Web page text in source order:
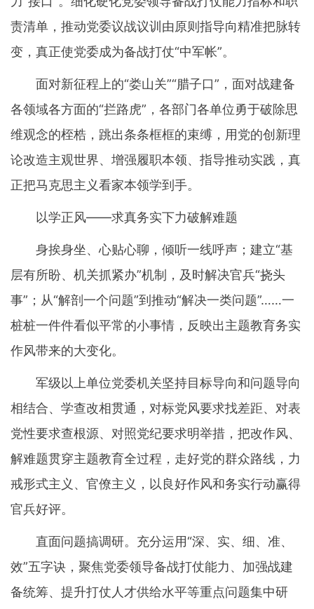
责清单，推动党委议战议训由原则指导向精准把脉转
变，真正使党委成为备战打仗“中军帐”。
面对新征程上的“娄山关”“腊子口”，面对战建备
各领域各方面的“拦路虎”，各部门各单位勇于破除思
维观念的桎梏，跳出条条框框的束缚，用党的创新理
论改造主观世界、增强履职本领、指导推动实践，真
正把马克思主义看家本领学到手。
以学正风——求真务实下力破解难题
身挨身坐、心贴心聊，倾听一线呼声；建立“基
层有所盼、机关抓紧办”机制，及时解决官兵“挠头
事”；从“解剖一个问题”到推动“解决一类问题”……一
桩桩一件件看似平常的小事情，反映出主题教育务实
作风带来的大变化。
军级以上单位党委机关坚持目标导向和问题导向
相结合、学查改相贯通，对标党风要求找差距、对表
党性要求查根源、对照党纪要求明举措，把改作风、
解难题贯穿主题教育全过程，走好党的群众路线，力
戒形式主义、官僚主义，以良好作风和务实行动赢得
官兵好评。
直面问题搞调研。充分运用“深、实、细、准、
效”五字诀，聚焦党委领导备战打仗能力、加强战建
备统筹、提升打仗人才供给水平等重点问题集中研